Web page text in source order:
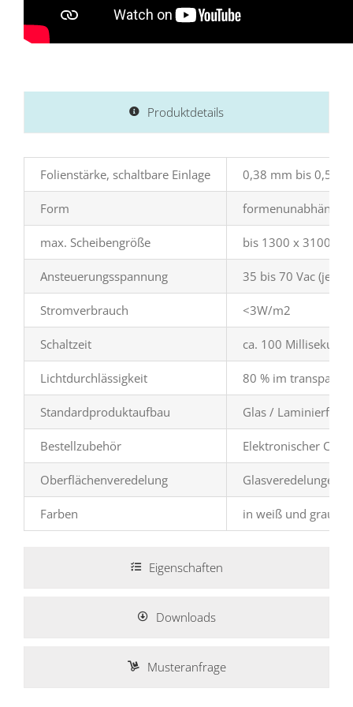
Produktdetails
Folienstärke, schaltbare Einlage 0,38 mm bis 0,5
Form
max. Scheibengröße bis 1300 x 3100
Ansteuerungsspannung 35 bis 70 Vac (je
Stromverbrauch <3W/m2
Schaltzeit ca. 100
Lichtdurchlässigkeit 80 % im
Standardproduktaufbau Glas /
Bestellzubehör Elektronischer
Oberflächenveredelung Glasveredelungen
Farben in weiß und grau
Eigenschaften
Downloads
Musteranfrage